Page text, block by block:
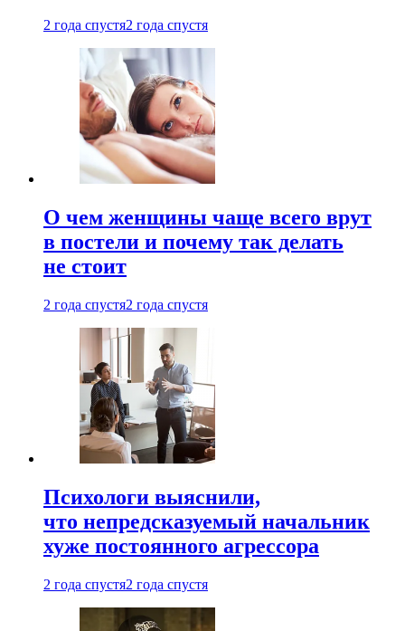
2 года спустя2 года спустя
О чем женщины чаще всего врут
в постели и почему так делать
не стоит
2 года спустя2 года спустя
Психологи выяснили,
что непредсказуемый начальник
хуже постоянного агрессора
2 года спустя2 года спустя